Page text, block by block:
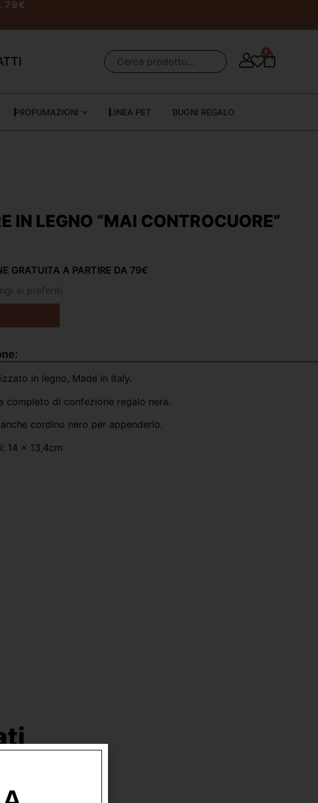
79€
0
PROFUMAZIONI LINEA PET BUONI REGALO
IN LEGNO “MAI CONTROCUORE”
GRATUITA A PARTIRE DA 79€
ai preferiti
in legno, Made in Italy.
completo di confezione regalo nera.
anche cordino nero per appenderlo.
14 x 13,4cm